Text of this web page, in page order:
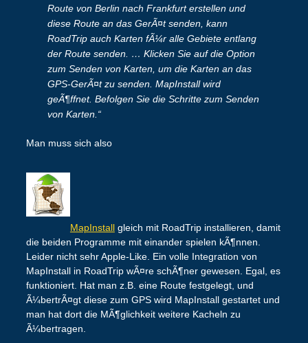
Route von Berlin nach Frankfurt erstellen und
diese Route an das GerÃ¤t senden, kann
RoadTrip auch Karten fÃ¼r alle Gebiete entlang
der Route senden. … Klicken Sie auf die Option
zum Senden von Karten, um die Karten an das
GPS-GerÃ¤t zu senden. MapInstall wird
geÃ¶ffnet. Befolgen Sie die Schritte zum Senden
von Karten.“
Man muss sich also
MapInstallgleich mit RoadTrip installieren, damit
die beiden Programme mit einander spielen kÃ¶nnen.
Leider nicht sehr Apple-Like. Ein volle Integration von
MapInstall in RoadTrip wÃ¤re schÃ¶ner gewesen. Egal, es
funktioniert. Hat man z.B. eine Route festgelegt, und
Ã¼bertrÃ¤gt diese zum GPS wird MapInstall gestartet und
man hat dort die MÃ¶glichkeit weitere Kacheln zu
Ã¼bertragen.